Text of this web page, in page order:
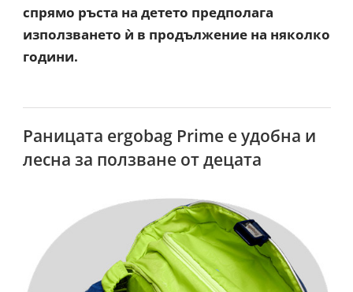
спрямо ръста на детето предполага
използването ѝ в продължение на няколко
години.
Раницата ergobag Prime е удобна и
лесна за ползване от децата